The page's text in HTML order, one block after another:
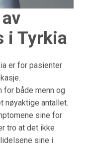
i Tyrkia
er for pasienter
for både menn og
nøyaktige antallet.
sine for
tro at det ikke
sine i